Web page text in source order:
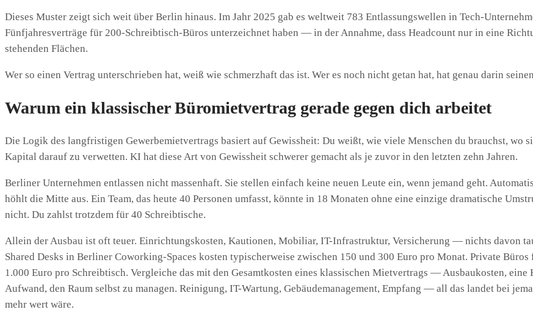
Dieses Muster zeigt sich weit über Berlin hinaus. Im Jahr 2025 gab es weltweit 783 Entlassungswellen in Tech-
Fünfjahresverträge für 200-Schreibtisch-Büros unterzeichnet haben — in der Annahme, dass Headcount nur in eine
stehenden Flächen.
Wer so einen Vertrag unterschrieben hat, weiß wie schmerzhaft das ist. Wer es noch nicht getan hat, hat genau darin
Warum ein klassischer Büromietvertrag gerade gegen dich arbeitet
Die Logik des langfristigen Gewerbemietvertrags basiert auf Gewissheit: Du weißt, wie viele Menschen du brauchst, wo
Kapital darauf zu verwetten. KI hat diese Art von Gewissheit schwerer gemacht als je zuvor in den letzten zehn Jahren.
Berliner Unternehmen entlassen nicht massenhaft. Sie stellen einfach keine neuen Leute ein, wenn jemand geht.
höhlt die Mitte aus. Ein Team, das heute 40 Personen umfasst, könnte in 18 Monaten ohne eine einzige dramatische
nicht. Du zahlst trotzdem für 40 Schreibtische.
Allein der Ausbau ist oft teuer. Einrichtungskosten, Kautionen, Mobiliar, IT-Infrastruktur, Versicherung — nichts davon
Shared Desks in Berliner Coworking-Spaces kosten typischerweise zwischen 150 und 300 Euro pro Monat. Private
1.000 Euro pro Schreibtisch. Vergleiche das mit den Gesamtkosten eines klassischen Mietvertrags — Ausbaukosten,
Aufwand, den Raum selbst zu managen. Reinigung, IT-Wartung, Gebäudemanagement, Empfang — all das landet bei
mehr wert wäre.